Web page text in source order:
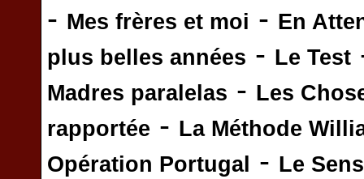
- Mes frères et moi - En
plus belles années - Le Test
Madres paralelas - Les
rapportée - La Méthode
Opération Portugal
- Le